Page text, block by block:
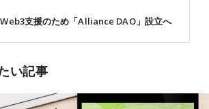
支援のため「Alliance DAO」設立へ
い記事